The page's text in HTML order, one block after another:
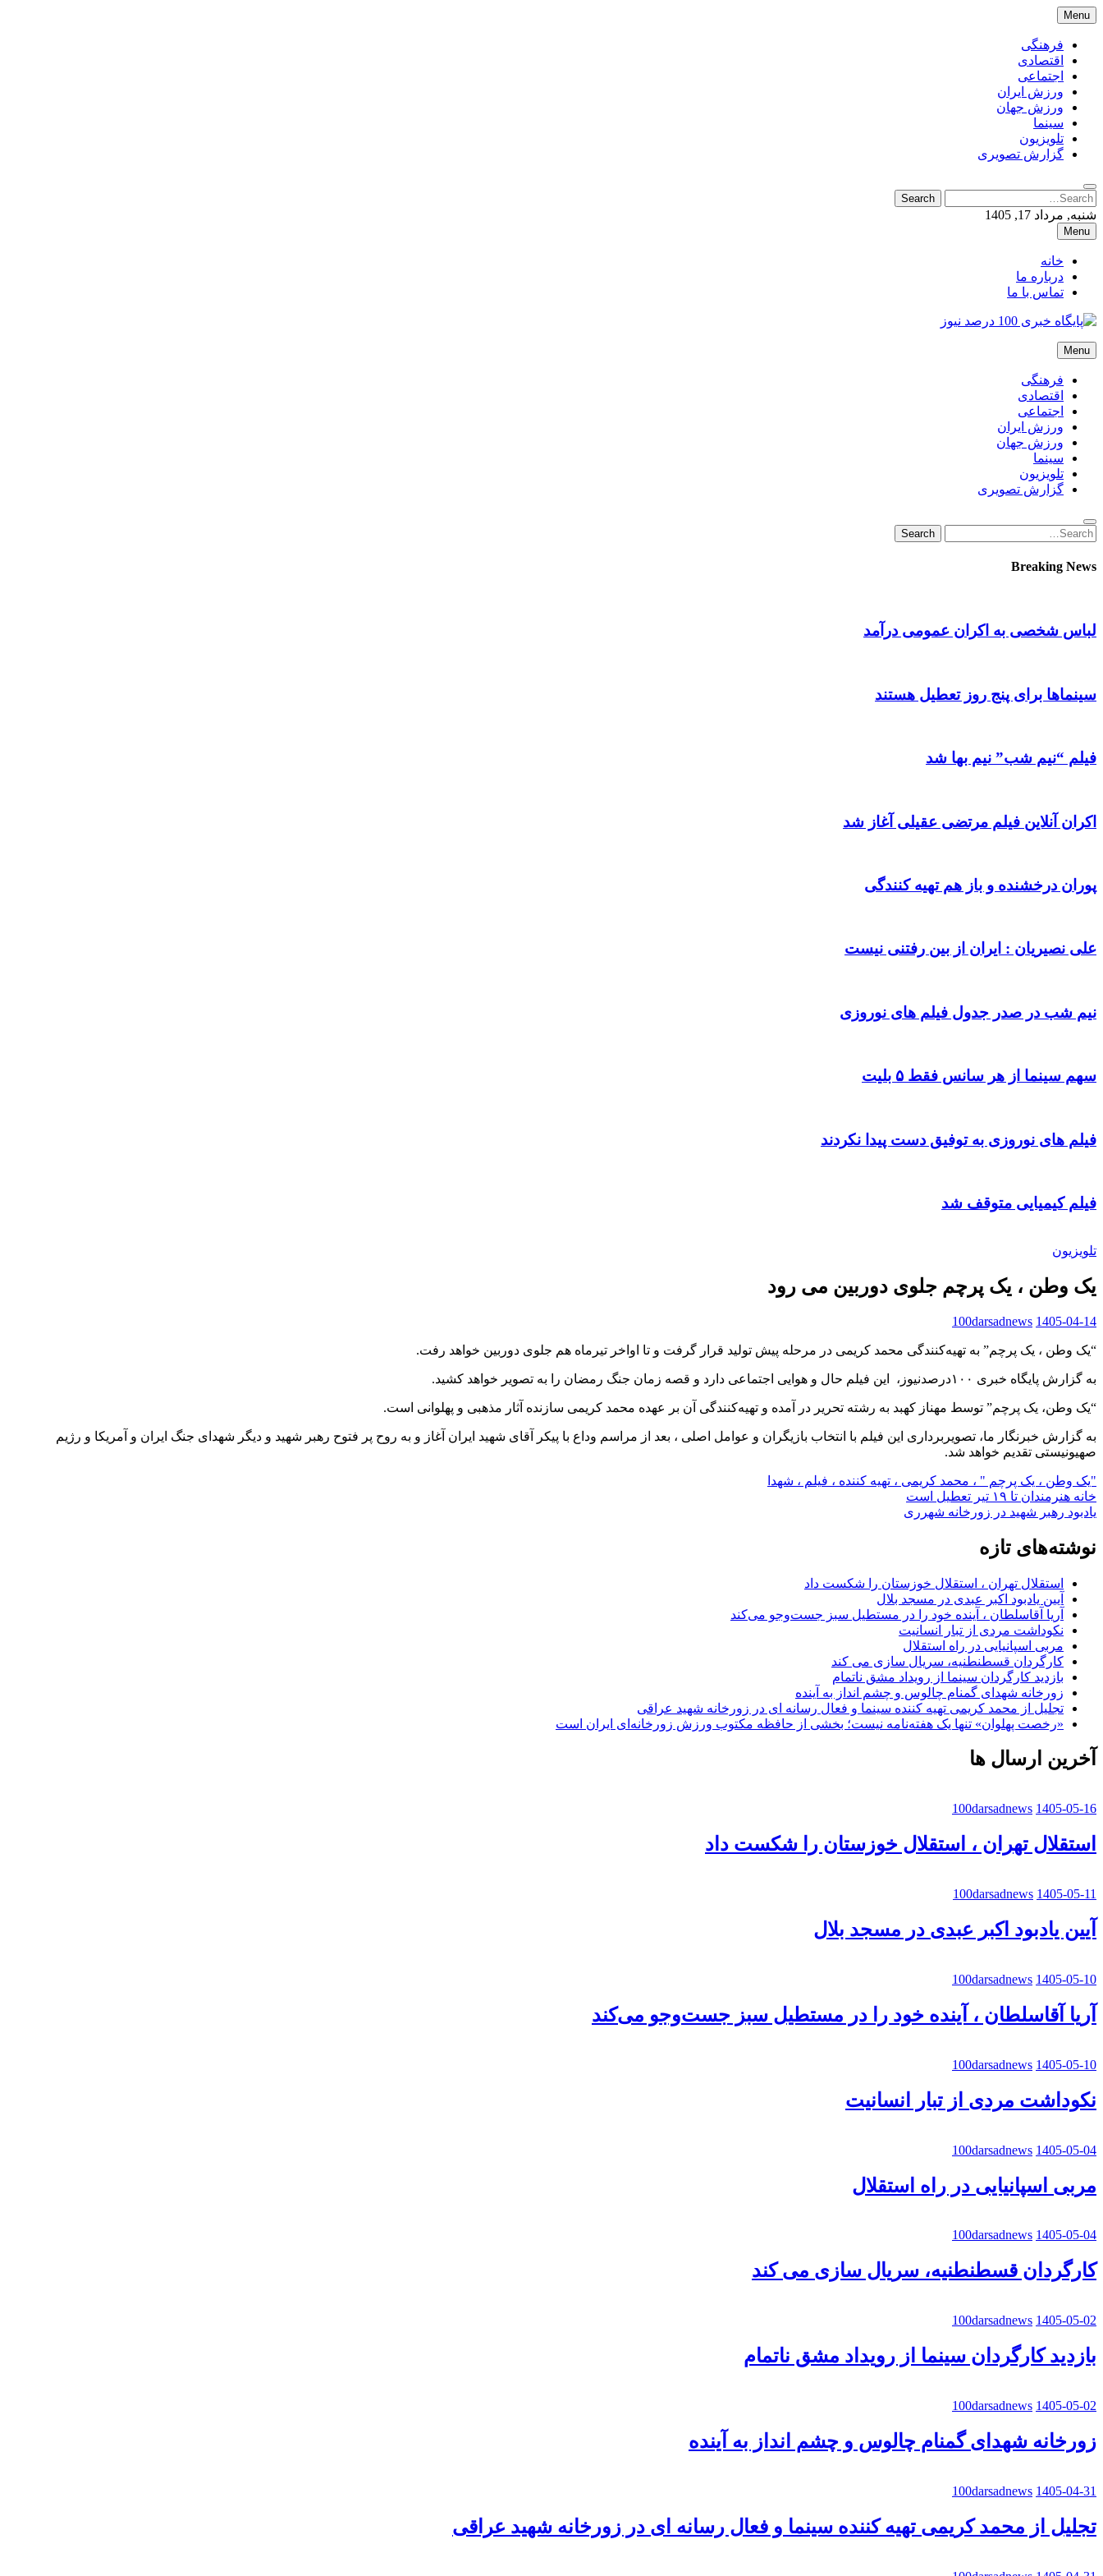
Skip
to
content
Menu
فرهنگی
اقتصادی
اجتماعی
ورزش ایران
ورزش جهان
سینما
تلویزیون
گزارش تصویری
Search
for:
Search
شنبه, مرداد 17, 1405
Menu
خانه
درباره ما
تماس با ما
پایگاه خبری 100 درصد نیوز
پایگاه خبری 100 درصد نیوز
Menu
فرهنگی
اقتصادی
اجتماعی
ورزش ایران
ورزش جهان
سینما
تلویزیون
گزارش تصویری
Search
for:
Search
Breaking News
لباس شخصی به اکران عمومی درآمد
سینماها برای پنج‌ روز تعطیل هستند
فیلم “نیم شب” نیم بها شد
اکران آنلاین فیلم مرتضی عقیلی آغاز شد
پوران درخشنده و باز هم تهیه کنندگی
علی نصیریان : ایران از بین رفتنی نیست
نیم شب در صدر جدول فیلم های نوروزی
سهم سینما از هر سانس فقط ۵ بلیت
فیلم های نوروزی به توفیق دست پیدا نکردند
فیلم کیمیایی متوقف شد
تلویزیون
یک وطن ، یک پرچم جلوی دوربین می رود
100darsadnews 1405-04-14
“یک وطن ، یک پرچم” به تهیه‌کنندگی محمد کریمی در مرحله پیش تولید قرار گرفت و تا اواخر تیرماه هم جلوی دوربین خواهد رفت.
به گزارش پایگاه خبری ۱۰۰درصدنیوز، این فیلم حال و هوایی اجتماعی دارد و قصه زمان جنگ رمضان را به تصویر خواهد کشید.
“یک وطن، یک پرچم” توسط مهناز کهبد به رشته تحریر در آمده و تهیه‌کنندگی آن بر عهده محمد کریمی سازنده آثار مذهبی و پهلوانی است.
به گزارش خبرنگار ما، تصویربرداری این فیلم با انتخاب بازیگران و عوامل اصلی ، بعد از مراسم وداع با پیکر آقای شهید ایران آغاز و به روح پر فتوح رهبر شهید و دیگر شهدای جنگ ایران و آمریکا و رژیم
صهیونیستی تقدیم خواهد شد.
"یک وطن ، یک پرچم " ، محمد کریمی ، تهیه کننده ، فیلم ، شهدا
راهبری
نوشته
خانه هنرمندان تا ۱۹ تیر تعطیل است
یادبود رهبر شهید در زورخانه شهرری
نوشته‌های تازه
استقلال تهران ، استقلال خوزستان را شکست داد
آیین یادبود اکبر عبدی در مسجد بلال
آریا آقاسلطان ، آینده خود را در مستطیل سبز جست‌وجو می‌کند
نکوداشت مردی از تبار انسانیت
مربی اسپانیایی در راه استقلال
کارگردان قسطنطنیه، سریال سازی می کند
بازدید کارگردان سینما از رویداد مشق ناتمام
زورخانه شهدای گمنام چالوس و چشم انداز به آینده
تجلیل از محمد کریمی تهیه کننده سینما و فعال رسانه ای در زورخانه شهید عراقی
«رخصت پهلوان» تنها یک هفته‌نامه نیست؛ بخشی از حافظه مکتوب ورزش زورخانه‌ای ایران است
آخرین ارسال ها
100darsadnews 1405-05-16
استقلال تهران ، استقلال خوزستان را شکست داد
100darsadnews 1405-05-11
آیین یادبود اکبر عبدی در مسجد بلال
100darsadnews 1405-05-10
آریا آقاسلطان ، آینده خود را در مستطیل سبز جست‌وجو می‌کند
100darsadnews 1405-05-10
نکوداشت مردی از تبار انسانیت
100darsadnews 1405-05-04
مربی اسپانیایی در راه استقلال
100darsadnews 1405-05-04
کارگردان قسطنطنیه، سریال سازی می کند
100darsadnews 1405-05-02
بازدید کارگردان سینما از رویداد مشق ناتمام
100darsadnews 1405-05-02
زورخانه شهدای گمنام چالوس و چشم انداز به آینده
100darsadnews 1405-04-31
تجلیل از محمد کریمی تهیه کننده سینما و فعال رسانه ای در زورخانه شهید عراقی